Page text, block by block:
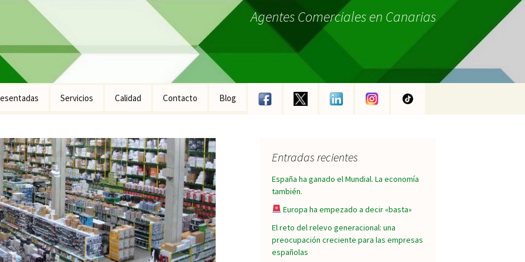
Agentes Comerciales en Canarias
Construcción
Industrial
Equipamiento
Servicios Calidad Contacto Blog
Entradas recientes
España ha ganado el Mundial. La economía
también.
Europa ha empezado a decir «basta»
El reto del relevo generacional: una
preocupación creciente para las empresas
españolas